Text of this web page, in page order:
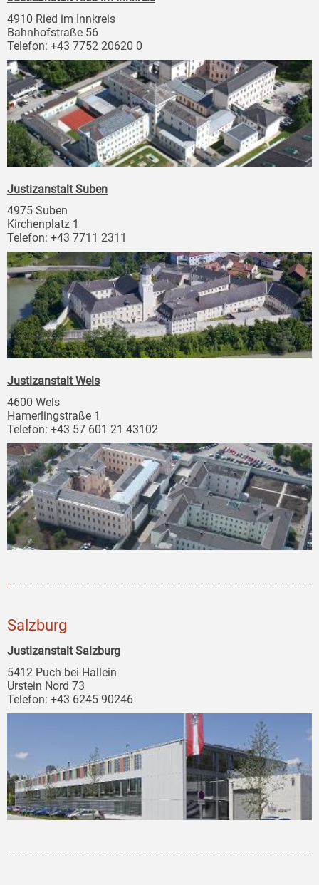
4910 Ried im Innkreis
Bahnhofstraße 56
Telefon: +43 7752 20620 0
Justizanstalt Suben
4975 Suben
Kirchenplatz 1
Telefon: +43 7711 2311
Justizanstalt Wels
4600 Wels
Hamerlingstraße 1
Telefon: +43 57 601 21 43102
Salzburg
Justizanstalt Salzburg
5412 Puch bei Hallein
Urstein Nord 73
Telefon: +43 6245 90246